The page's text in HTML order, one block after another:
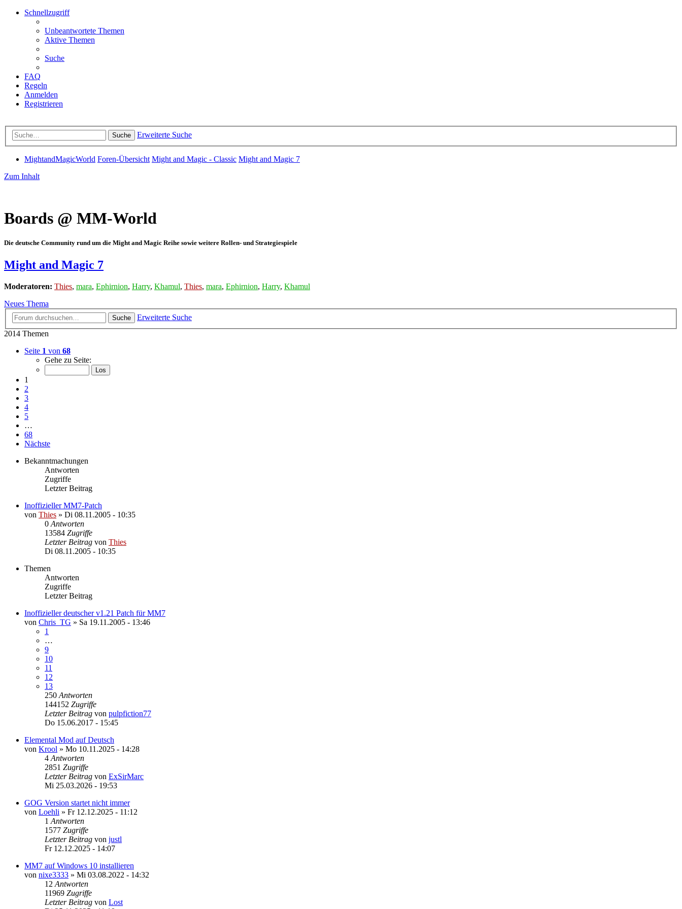
Schnellzugriff
Unbeantwortete Themen
Aktive Themen
Suche
FAQ
Regeln
Anmelden
Registrieren
Suche Erweiterte Suche
MightandMagicWorld Foren-Übersicht Might and Magic - Classic Might and Magic 7
Zum Inhalt
Boards @ MM-World
Die deutsche Community rund um die Might and Magic Reihe sowie weitere Rollen- und Strategiespiele
Might and Magic 7
Moderatoren: Thies, mara, Ephirnion, Harry, Khamul, Thies, mara, Ephirnion, Harry, Khamul
Neues Thema
Suche
Erweiterte Suche
2014 Themen
Seite 1 von 68
Gehe zu Seite:
1
2
3
4
5
…
68
Nächste
Bekanntmachungen
Antworten
Zugriffe
Letzter Beitrag
Inoffizieller MM7-Patch
von Thies » Di 08.11.2005 - 10:35
0 Antworten
13584 Zugriffe
Letzter Beitrag von Thies
Di 08.11.2005 - 10:35
Themen
Antworten
Zugriffe
Letzter Beitrag
Inoffizieller deutscher v1.21 Patch für MM7
von Chris_TG » Sa 19.11.2005 - 13:46
1
…
9
10
11
12
13
250 Antworten
144152 Zugriffe
Letzter Beitrag von pulpfiction77
Do 15.06.2017 - 15:45
Elemental Mod auf Deutsch
von Krool » Mo 10.11.2025 - 14:28
4 Antworten
2851 Zugriffe
Letzter Beitrag von ExSirMarc
Mi 25.03.2026 - 19:53
GOG Version startet nicht immer
von Loehli » Fr 12.12.2025 - 11:12
1 Antworten
1577 Zugriffe
Letzter Beitrag von justl
Fr 12.12.2025 - 14:07
MM7 auf Windows 10 installieren
von nixe3333 » Mi 03.08.2022 - 14:32
12 Antworten
11969 Zugriffe
Letzter Beitrag von Lost